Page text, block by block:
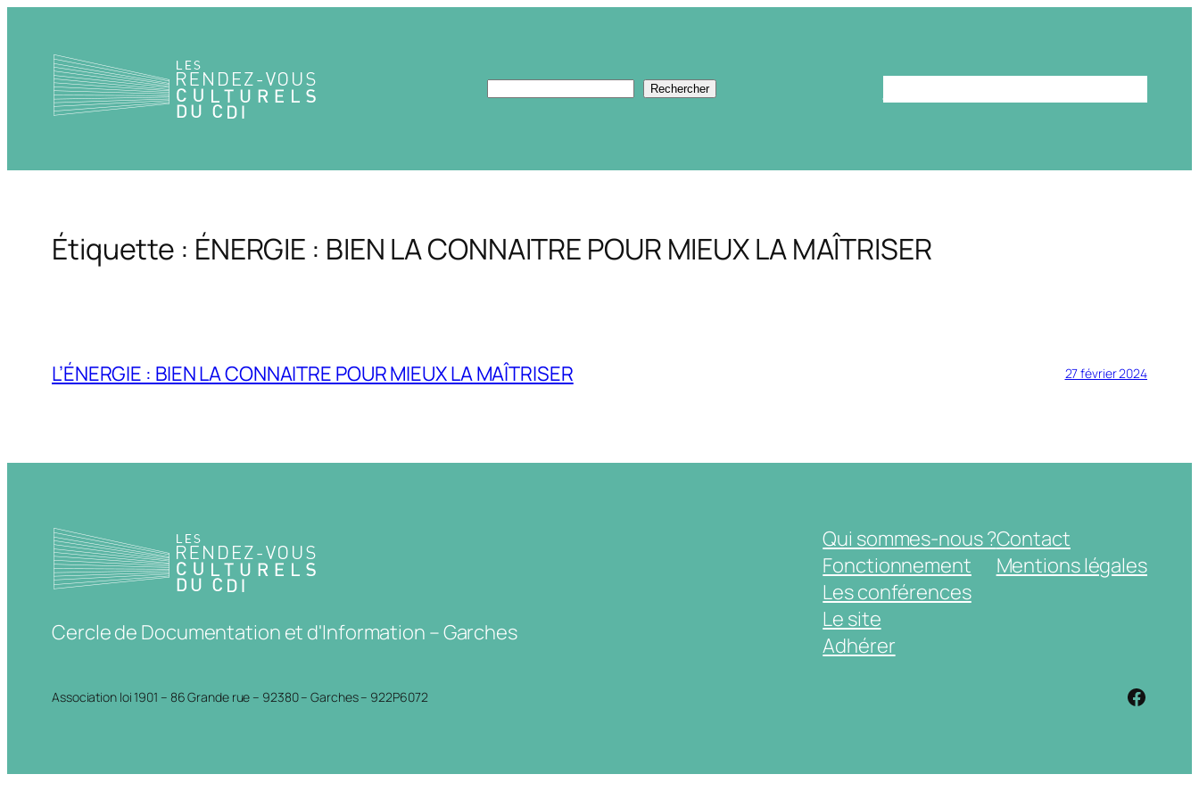
contenu
Rechercher Rechercher
Étiquette : ÉNERGIE : BIEN LA CONNAITRE POUR MIEUX LA MAÎTRISER
L’ÉNERGIE : BIEN LA CONNAITRE POUR MIEUX LA MAÎTRISER 27 février 2024
Cercle de Documentation et d'Information – Garches
Qui sommes-nous ?
Fonctionnement
Les conférences
Le site
Adhérer
Contact
Mentions légales
Association loi 1901 – 86 Grande rue – 92380 – Garches – 922P6072